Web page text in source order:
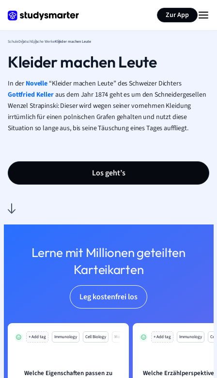
Zur App
SchuleDeutschEpische WerkeKleider machen Leute
Kleider machen Leute
In der Novelle“Kleider machen Leute” des Schweizer Dichters
Gottfried Kelleraus dem Jahr 1874 geht es um den Schneidergesellen
Wenzel Strapinski: Dieser wird wegen seiner vornehmen Kleidung
irrtümlich für einen polnischen Grafen gehalten und nutzt diese
Situation so lange aus, bis seine Täuschung eines Tages auffliegt.
Los geht’s
Lerne mit Millionen geteilten
Karteikarten
Leg kostenfrei los
+ Add tag Immunology Cell Biology Mo
Welche Eigenschaften passen zu
+ Add tag Immunology
Welche
Seite zusammenfassen